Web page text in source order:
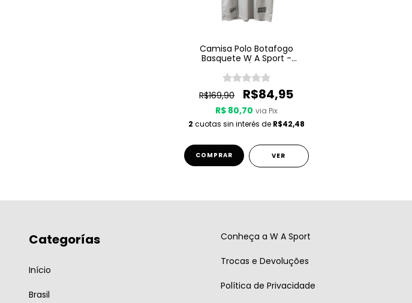
Camisa Polo Botafogo
Basquete W A Sport -
R$169,90 R$84,95
R$ 80,70 via Pix
2 cuotas sin interés de R$42,48
COMPRAR VER
Categorías
Início
Brasil
Conheça a W A Sport
Trocas e Devoluções
Política de Privacidade